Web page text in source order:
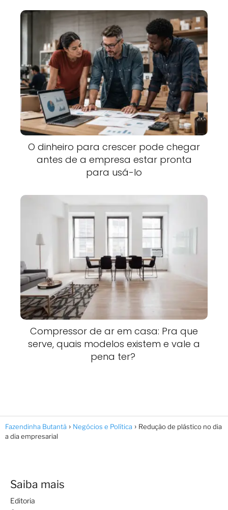
O dinheiro para crescer pode chegar
antes de a empresa estar pronta
para usá-lo
Compressor de ar em casa: Pra que
serve, quais modelos existem e vale a
pena ter?
Fazendinha Butantã Negócios e Política
Redução de plástico no dia
a dia empresarial
Saiba mais
Editoria